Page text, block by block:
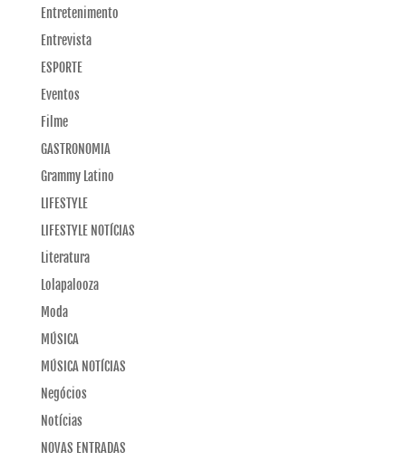
Entretenimento
Entrevista
ESPORTE
Eventos
Filme
GASTRONOMIA
Grammy Latino
LIFESTYLE
LIFESTYLE NOTÍCIAS
Literatura
Lolapalooza
Moda
MÚSICA
MÚSICA NOTÍCIAS
Negócios
Notícias
NOVAS ENTRADAS